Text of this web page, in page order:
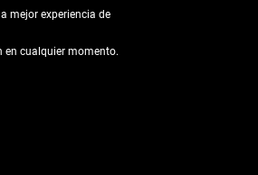
Aerosoft GmbH - Todos los derechos
mejor experiencia de
en cualquier momento.